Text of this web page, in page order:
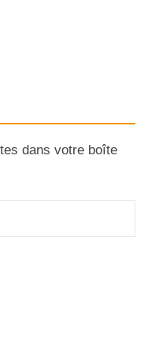
dans votre boîte